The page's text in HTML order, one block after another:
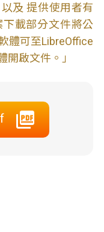
及 提供使用者有
載部分文件將公
體可至LibreOffice
啟文件。」